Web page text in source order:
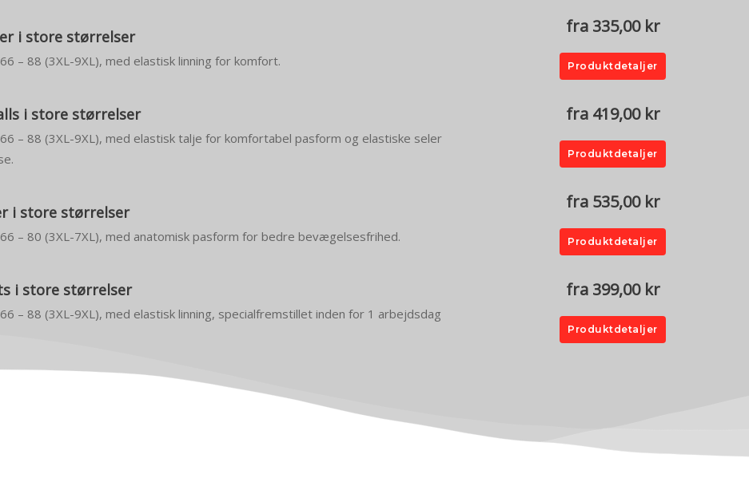
i store størrelser
– 88 (3XL-9XL), med elastisk linning for komfort.
fra 335,00 kr
Produktdetaljer
i store størrelser
– 88 (3XL-9XL), med elastisk talje for komfortabel pasform og elastiske seler
fra 419,00 kr
Produktdetaljer
i store størrelser
– 80 (3XL-7XL), med anatomisk pasform for bedre bevægelsesfrihed.
fra 535,00 kr
Produktdetaljer
i store størrelser
– 88 (3XL-9XL), med elastisk linning, specialfremstillet inden for 1 arbejdsdag
fra 399,00 kr
Produktdetaljer